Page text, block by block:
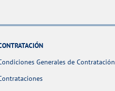
Generales de Contratación